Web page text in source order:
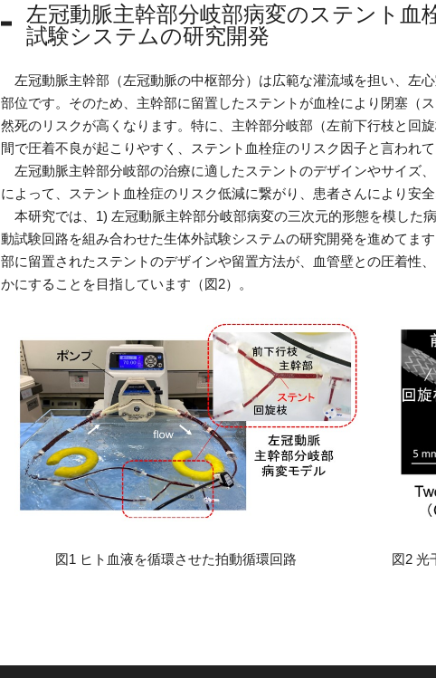
左冠動脈主幹部分岐部病変のステント血
試験システムの研究開発
左冠動脈主幹部（左冠動脈の中枢部分）は広範な灌流域を担い、左
部位です。そのため、主幹部に留置したステントが血栓により閉塞（
然死のリスクが高くなります。特に、主幹部分岐部（左前下行枝と回
間で圧着不良が起こりやすく、ステント血栓症のリスク因子と言われて
左冠動脈主幹部分岐部の治療に適したステントのデザインやサイズ
によって、ステント血栓症のリスク低減に繋がり、患者さんにより安
本研究では、1) 左冠動脈主幹部分岐部病変の三次元的形態を模した
動試験回路を組み合わせた生体外試験システムの研究開発を進めてま
部に留置されたステントのデザインや留置方法が、血管壁との圧着性
かにすることを目指しています（図2）。
図1 ヒト血液を循環させた拍動循環回路 図2 光干渉断